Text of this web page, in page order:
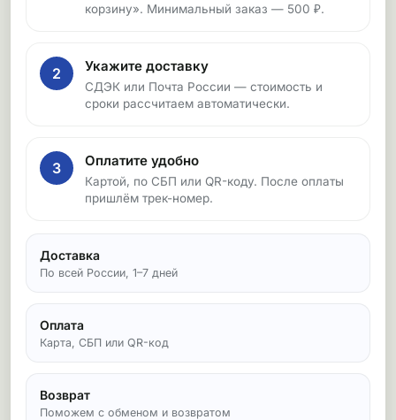
корзину». Минимальный заказ — 500 ₽.
2 Укажите доставку
СДЭК или Почта России — стоимость и
сроки рассчитаем автоматически.
3 Оплатите удобно
Картой, по СБП или QR-коду. После оплаты
пришлём трек-номер.
Доставка
По всей России, 1–7 дней
Оплата
Карта, СБП или QR-код
Возврат
Поможем с обменом и возвратом